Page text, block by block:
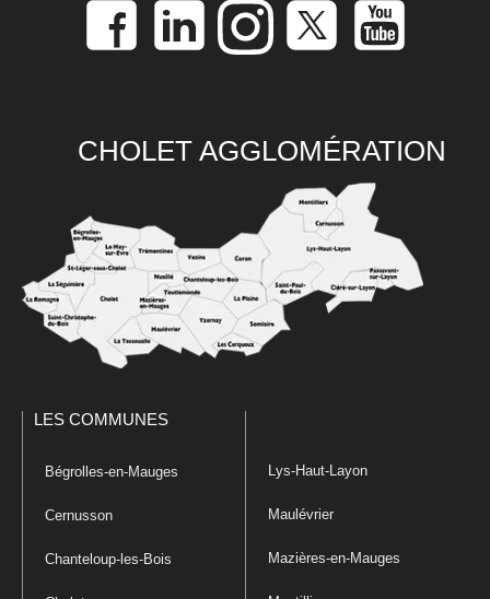
CHOLET AGGLOMÉRATION
LES COMMUNES
Bégrolles-en-Mauges
Cernusson
Chanteloup-les-Bois
Lys-Haut-Layon
Maulévrier
Mazières-en-Mauges